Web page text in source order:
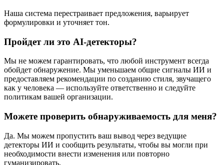
Наша система перестраивает предложения, варьирует
формулировки и уточняет тон.
Пройдет ли это AI-детекторы?
Мы не можем гарантировать, что любой инструмент всегда
обойдет обнаружение. Мы уменьшаем общие сигналы ИИ и
предоставляем рекомендации по созданию стиля, звучащего
как у человека — используйте ответственно и следуйте
политикам вашей организации.
Можете проверить обнаруживаемость для меня?
Да. Мы можем пропустить ваш вывод через ведущие
детекторы ИИ и сообщить результаты, чтобы вы могли при
необходимости внести изменения или повторно
гуманизировать.